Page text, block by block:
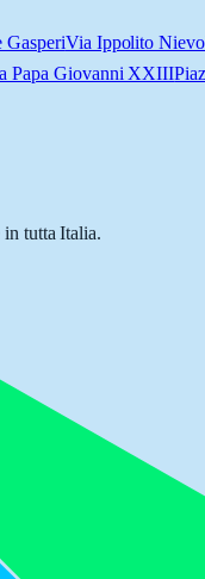
Via Ippolito Nievo
Papa Giovanni XXIII
tutta Italia.